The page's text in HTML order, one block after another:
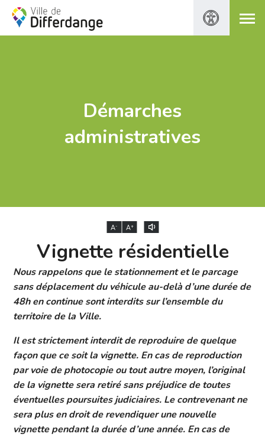
Démarches
administratives
A- A+
Vignette résidentielle
Nous rappelons que le stationnement et le parcage
sans déplacement du véhicule au-delà d’une durée de
48h en continue sont interdits sur l’ensemble du
territoire de la Ville.
Il est strictement interdit de reproduire de quelque
façon que ce soit la vignette. En cas de reproduction
par voie de photocopie ou tout autre moyen, l’original
de la vignette sera retiré sans préjudice de toutes
éventuelles poursuites judiciaires. Le contrevenant ne
sera plus en droit de revendiquer une nouvelle
vignette pendant la durée d’une année. En cas de